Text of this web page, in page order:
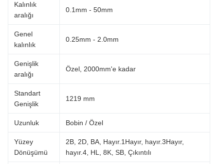
Kalınlık
aralığı
0.1mm - 50mm
Genel
kalınlık
0.25mm - 2.0mm
Genişlik
aralığı
Özel, 2000mm'e kadar
Standart
Genişlik
1219 mm
Uzunluk Bobin / Özel
Yüzey
Dönüşümü
2B, 2D, BA, Hayır.1Hayır, hayır.3Hayır,
hayır.4, HL, 8K, SB, Çıkıntılı